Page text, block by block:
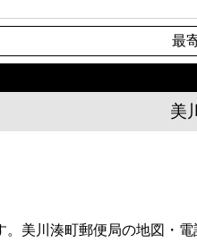
最
美
美川湊町郵便局の地図・